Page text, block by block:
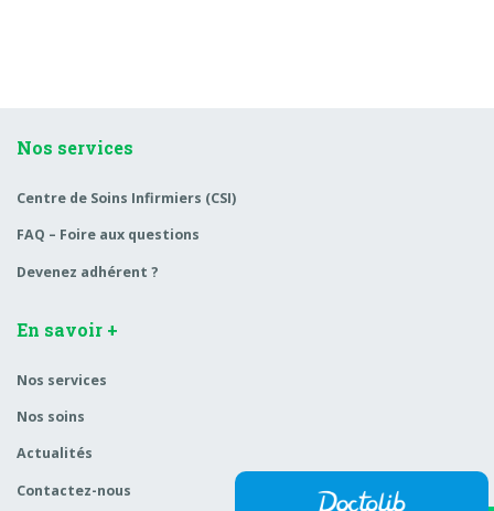
Nos services
Centre de Soins Infirmiers (CSI)
FAQ – Foire aux questions
Devenez adhérent ?
En savoir +
Nos services
Nos soins
Actualités
Contactez-nous